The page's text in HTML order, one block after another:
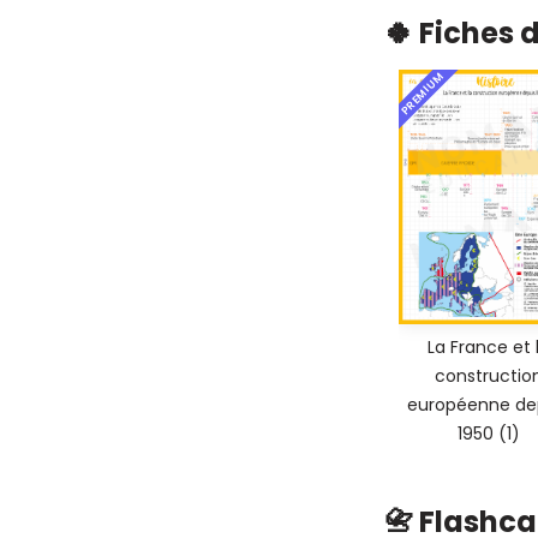
🍀 Fiches
PREMIUM
La France et
européenne
1950 (1)
📇